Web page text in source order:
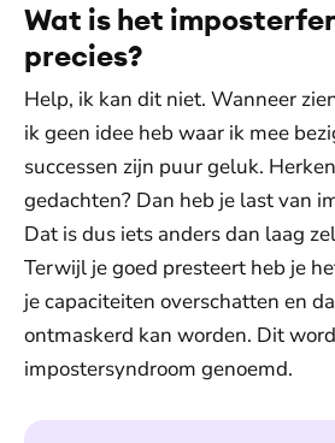
Wat is het
precies?
Help, ik kan dit niet. Wanneer
ik geen idee heb waar ik mee
successen zijn puur geluk.
gedachten? Dan heb je last van
Dat is dus iets anders dan laag
Terwijl je goed presteert heb je
je capaciteiten overschatten en
ontmaskerd kan worden. Dit
impostersyndroom genoemd.